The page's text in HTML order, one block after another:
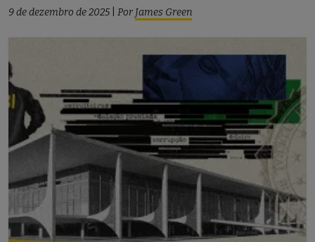
9 de dezembro de 2025 Por James Green